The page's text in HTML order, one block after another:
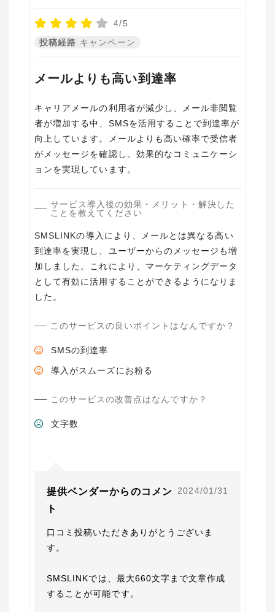
4/5
投稿経路 キャンペーン
メールよりも高い到達率
キャリアメールの利用者が減少し、メール非閲覧
者が増加する中、SMSを活用することで到達率が
向上しています。メールよりも高い確率で受信者
がメッセージを確認し、効果的なコミュニケーシ
ョンを実現しています。
サービス導入後の効果・メリット・解決した
ことを教えてください
SMSLINKの導入により、メールとは異なる高い
到達率を実現し、ユーザーからのメッセージも増
加しました。これにより、マーケティングデータ
として有効に活用することができるようになりま
した。
このサービスの良いポイントはなんですか？
SMSの到達率
導入がスムーズにお粉る
このサービスの改善点はなんですか？
文字数
提供ベンダーからのコメン
ト
2024/01/31
口コミ投稿いただきありがとうございま
す。
SMSLINKでは、最大660文字まで文章作成
することが可能です。